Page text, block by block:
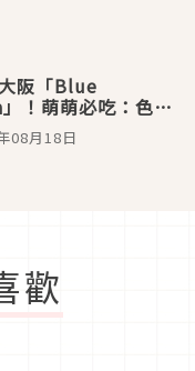
阪「Blue
！萌萌必吃：色鉛
捲、貓咪吐司、貓
瓦茲
08月18日
歡